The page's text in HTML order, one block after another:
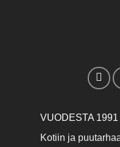
VUODESTA 1991
Kotiin ja